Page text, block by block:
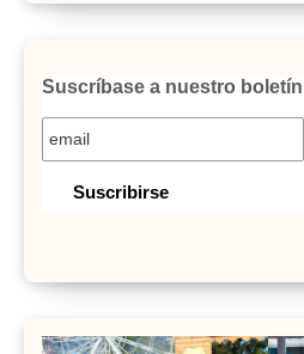
Suscríbase a nuestro